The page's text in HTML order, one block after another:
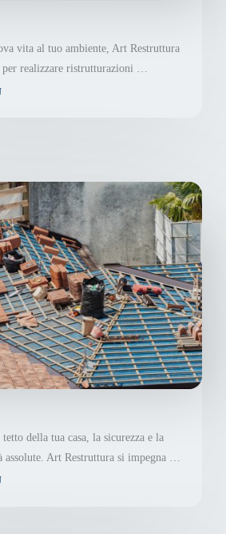
vita al tuo ambiente, Art Restruttura
realizzare ristrutturazioni …
della tua casa, la sicurezza e la
Art Restruttura si impegna …